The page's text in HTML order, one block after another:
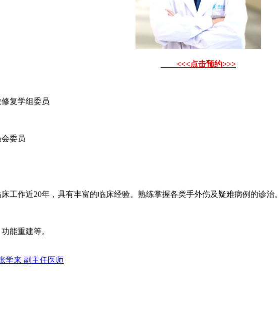
<<<点击预约>>>
复学组委员
委员
作近20年，具有丰富的临床经验。熟练掌握各类手外伤及疑难病例的诊治。
能重建等。
学来 副主任医师